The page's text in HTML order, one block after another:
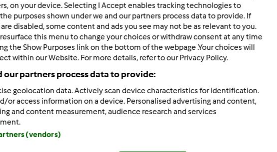
per:
più recenti
Risultati per pagina:
10
on your device. Selecting I Accept enables tracking technologies to
purposes shown under we and our partners process data to provide. If
disabled, some content and ads you see may not be as relevant to you.
this menu to change your choices or withdraw consent at any time
the Show Purposes link on the bottom of the webpage .Your choices will
within our Website. For more details, refer to our Privacy Policy.
our partners process data to provide:
geolocation data. Actively scan device characteristics for identification.
or access information on a device. Personalised advertising and content,
and content measurement, audience research and services
(vendors)